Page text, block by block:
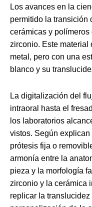
Los avances en la
permitido la transición
cerámicas y polímeros
zirconio. Este material
metal, pero con una
blanco y su
La digitalización del
intraoral hasta el
los laboratorios
vistos. Según explican
prótesis fija o
armonía entre la
pieza y la morfología
zirconio y la cerámica
replicar la